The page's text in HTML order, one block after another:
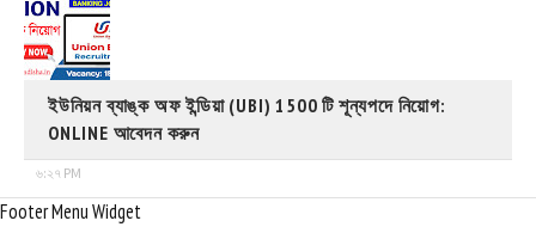
ইউনিয়ন ব্যাঙ্ক অফ ইন্ডিয়া (UBI) 1500 টি শূন্যপদে নিয়োগ:
ONLINE আবেদন করুন
৬:২৭ PM
Footer Menu Widget